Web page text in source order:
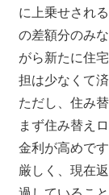
に上乗せされ
の差額分のみ
がら新たに住
担は少なくて済
ただし、住み
まず住み替え
金利が高めで
厳しく、現在